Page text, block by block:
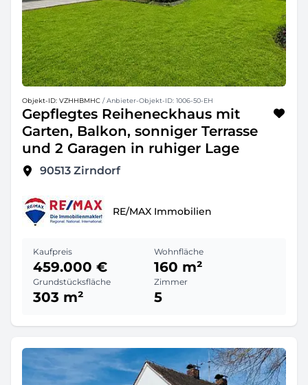
Objekt-ID: VZHHBMHC / Anbieter-Objekt-ID: 1006-50-EH
Gepflegtes Reiheneckhaus mit
Garten, Balkon, sonniger Terrasse
und 2 Garagen in ruhiger Lage
90513 Zirndorf
RE/MAX Immobilien
Kaufpreis
459.000 €
Wohnfläche
160 m²
Grundstücksfläche
303 m²
Zimmer
5